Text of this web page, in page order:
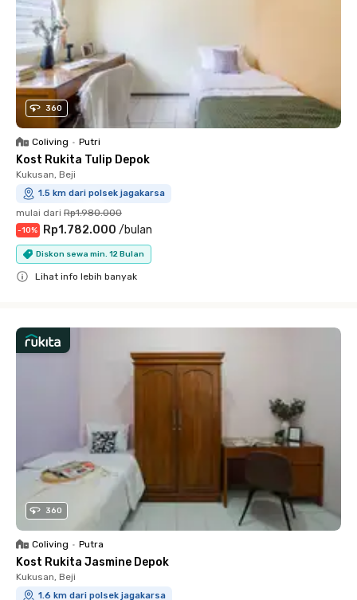
360
Coliving • Putri
Kost Rukita Tulip Depok
Kukusan, Beji
1.5 km dari polsek jagakarsa
mulai dari Rp1.980.000
-10% Rp1.782.000 /bulan
Diskon sewa min. 12 Bulan
Lihat info lebih banyak
360
Coliving • Putra
Kost Rukita Jasmine Depok
Kukusan, Beji
1.6 km dari polsek jagakarsa